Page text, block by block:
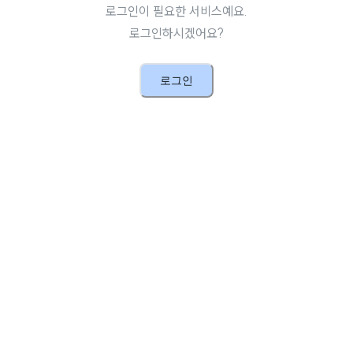
로그인이 필요한 서비스예요.
로그인하시겠어요?
로그인